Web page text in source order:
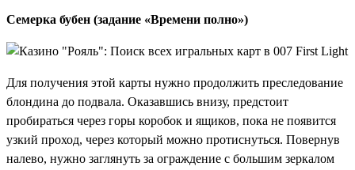
Семерка бубен (задание «Времени полно»)
Для получения этой карты нужно продолжить преследование
блондина до подвала. Оказавшись внизу, предстоит
пробираться через горы коробок и ящиков, пока не появится
узкий проход, через который можно протиснуться. Повернув
налево, нужно заглянуть за ограждение с большим зеркалом